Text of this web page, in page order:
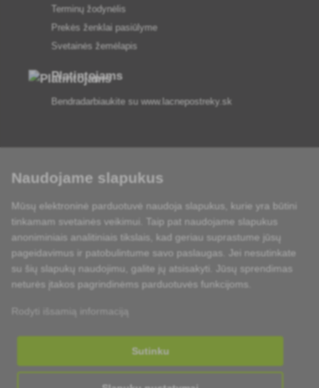
Terminų žodynėlis
Prekės ženklai pasiūlyme
Svetainės žemėlapis
Platintojams
Bendradarbiaukite su www.lacnepostreky.sk
Visada suteiksime jums ekspertų patarimų
Skundai išnagrinėjami per 24 val
Pristatymas per 24 h nuo pirmadienio iki penktadienio
Naudojame slapukus
Mūsų elektroninė parduotuvė naudoja slapukus, kurie yra būtini
tinkamam svetainės veikimui. Taip pat naudojame slapukus
anoniminiais analitiniais tikslais, kad geriau suprastume jūsų
pageidavimus ir patobulintume savo paslaugas. Jei nesutinkate
su šių slapukų naudojimu, galite jų atsisakyti. Jūsų sprendimas
neturės įtakos pagrindinėms parduotuvės funkcijoms.
Rodyti išsamią informaciją
Sutinku